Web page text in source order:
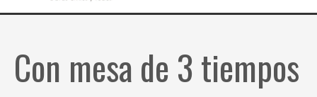
Con mesa de 3 tiempos